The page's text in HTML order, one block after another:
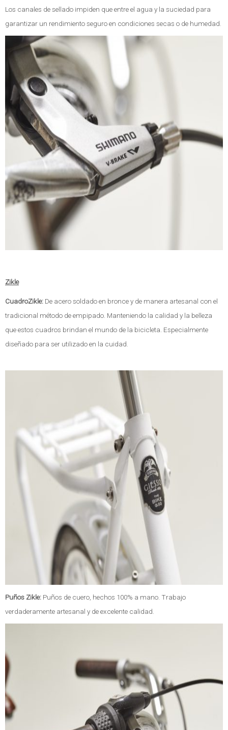
Los canales de sellado impiden que entre el agua y la suciedad para
garantizar un rendimiento seguro en condiciones secas o de humedad.
Zikle
CuadroZikle: De acero soldado en bronce y de manera artesanal con el
tradicional método de empipado. Manteniendo la calidad y la belleza
que estos cuadros brindan el mundo de la bicicleta. Especialmente
diseñado para ser utilizado en la cuidad.
Puños Zikle: Puños de cuero, hechos 100% a mano. Trabajo
verdaderamente artesanal y de excelente calidad.